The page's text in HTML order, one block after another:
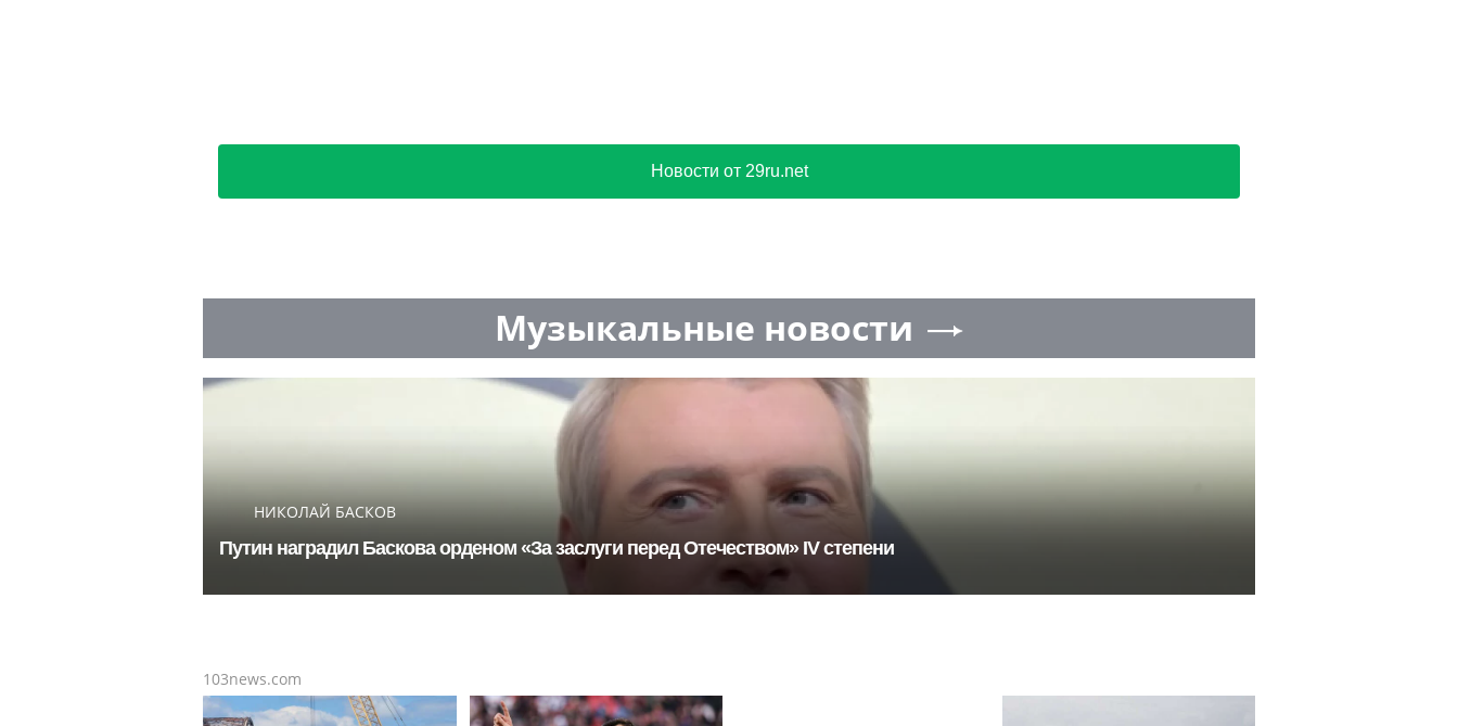
Новости от 29ru.net
Музыкальные новости
НИКОЛАЙ БАСКОВ
Путин наградил Баскова орденом «За заслуги перед Отечеством» IV степени
103news.com